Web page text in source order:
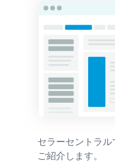
セラーセントラ
ご紹介します。